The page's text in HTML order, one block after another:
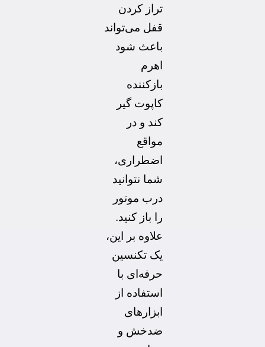
تراز کردن
قفل می‌تواند
باعث شود
اهرم
بازکننده
کاپوت گیر
کند و در
مواقع
اضطراری،
شما نتوانید
درب موتور
را باز کنید.
علاوه بر این،
یک تکنسین
حرفه‌ای با
استفاده از
ابزارهای
ضدخش و